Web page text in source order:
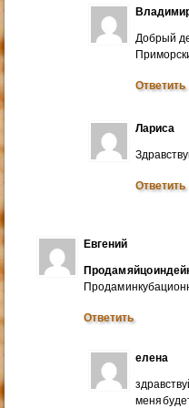
Добрый
Ответить
Лариса
Ответить
Евгений
Продам яйцо
Продам
Ответить
елена
меня